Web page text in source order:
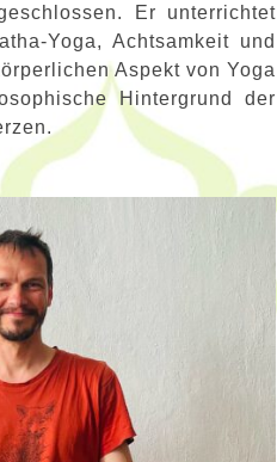
Er unterrichtet
Yoga, Achtsamkeit und
Aspekt von Yoga
Hintergrund der